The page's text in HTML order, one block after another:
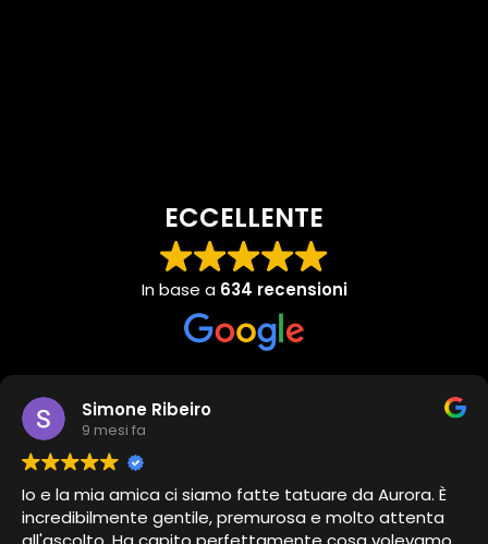
ECCELLENTE
In base a 634 recensioni
Simone Ribeiro
9 mesi fa
Io e la mia amica ci siamo fatte tatuare da Aurora. È
incredibilmente gentile, premurosa e molto attenta